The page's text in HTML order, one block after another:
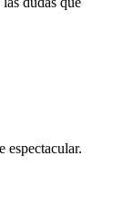
espectacular.